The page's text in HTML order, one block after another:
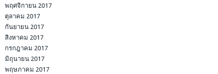
พฤศจิกายน 2017
ตุลาคม 2017
กันยายน 2017
สิงหาคม 2017
กรกฎาคม 2017
มิถุนายน 2017
พฤษภาคม 2017